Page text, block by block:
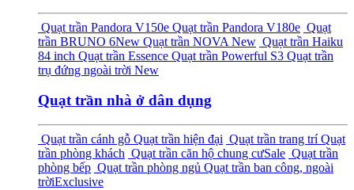
Quạt trần Pandora V150e Quạt trần Pandora V180e Quạt
trần BRUNO 6New Quạt trần NOVA New Quạt trần Haiku
84 inch Quạt trần Essence Quạt trần Powerful S3 Quạt trần
trụ đứng ngoài trời New
Quạt trần nhà ở dân dụng
Quạt trần cánh gỗ Quạt trần hiện đại Quạt trần trang tríQuạt
trần phòng khách Quạt trần căn hộ chung cưSale Quạt trần
phòng bếp Quạt trần phòng ngủ Quạt trần ban công, ngoài
trờiExclusive